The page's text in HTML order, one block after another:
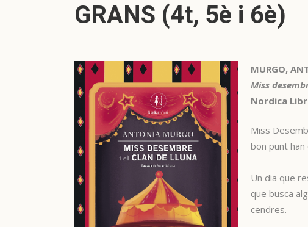
GRANS (4t, 5è i 6è)
MURGO,
Miss
Nordica
Miss
bon punt han
Un dia que
que busca
cendres.